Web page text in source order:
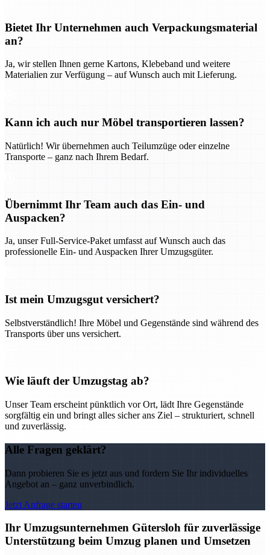
Bietet Ihr Unternehmen auch Verpackungsmaterial
an?
Ja, wir stellen Ihnen gerne Kartons, Klebeband und weitere
Materialien zur Verfügung – auf Wunsch auch mit Lieferung.
Kann ich auch nur Möbel transportieren lassen?
Natürlich! Wir übernehmen auch Teilumzüge oder einzelne
Transporte – ganz nach Ihrem Bedarf.
Übernimmt Ihr Team auch das Ein- und
Auspacken?
Ja, unser Full-Service-Paket umfasst auf Wunsch auch das
professionelle Ein- und Auspacken Ihrer Umzugsgüter.
Ist mein Umzugsgut versichert?
Selbstverständlich! Ihre Möbel und Gegenstände sind während des
Transports über uns versichert.
Wie läuft der Umzugstag ab?
Unser Team erscheint pünktlich vor Ort, lädt Ihre Gegenstände
sorgfältig ein und bringt alles sicher ans Ziel – strukturiert, schnell
und zuverlässig.
Alle Fragen geklärt?
Dann probieren Sie es jetzt aus und fordern Sie Ihr individuelles
Angebot an – ganz unverbindlich.
Jetzt Anfrage starten
Ihr Umzugsunternehmen Gütersloh für zuverlässige
Unterstützung beim Umzug planen und Umsetzen